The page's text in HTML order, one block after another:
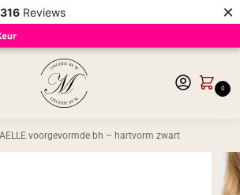
316 Reviews ×
0
voorgevormde bh – hartvorm zwart